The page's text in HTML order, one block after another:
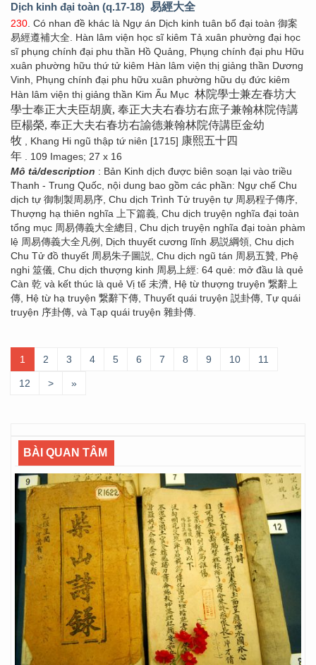
Dịch kinh đại toàn (q.17-18) 易經大全
230. Có nhan đề khác là Ngự án Dịch kinh tuân bổ đại toàn 御案
易經遵補大全. Hàn lâm viện học sĩ kiêm Tả xuân phường đại học
sĩ phụng chính đại phu thần Hồ Quảng, Phụng chính đại phu Hữu
xuân phường hữu thứ tử kiêm Hàn lâm viện thị giảng thần Dương
Vinh, Phụng chính đại phu hữu xuân phường hữu dụ đức kiêm
Hàn lâm viện thị giảng thần Kim Ấu Mục 林院學士兼左春坊大
學士奉正大夫臣胡廣, 奉正大夫右春坊右庶子兼翰林院侍講
臣楊榮, 奉正大夫右春坊右諭德兼翰林院侍講臣金幼
牧 , Khang Hi ngũ thập tứ niên [1715] 康熙五十四
年 . 109 Images; 27 x 16
Mô tả/description : Bản Kinh dịch được biên soạn lại vào triều
Thanh - Trung Quốc, nội dung bao gồm các phần: Ngự chế Chu
dịch tự 御制製周易序, Chu dịch Trình Tử truyện tự 周易程子傳序,
Thượng hạ thiên nghĩa 上下篇義, Chu dịch truyện nghĩa đại toàn
tổng mục 周易傳義大全總目, Chu dịch truyện nghĩa đại toàn phàm
lệ 周易傳義大全凡例, Dịch thuyết cương lĩnh 易説綱領, Chu dịch
Chu Tử đồ thuyết 周易朱子圖説, Chu dịch ngũ tán 周易五贊, Phệ
nghi 筮儀, Chu dịch thượng kinh 周易上經: 64 quẻ: mở đầu là quẻ
Càn 乾 và kết thúc là quẻ Vị tế 未濟, Hệ từ thượng truyện 繋辭上
傳, Hệ từ hạ truyện 繋辭下傳, Thuyết quái truyện 説卦傳, Tự quái
truyện 序卦傳, và Tạp quái truyện 雜卦傳.
1 2 3 4 5 6 7 8 9 10 11
12 > »
BÀI QUAN TÂM